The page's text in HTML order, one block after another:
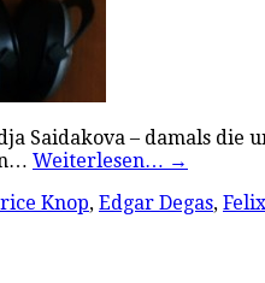
– damals die
Weiterlesen… →
Knop, Edgar Degas,